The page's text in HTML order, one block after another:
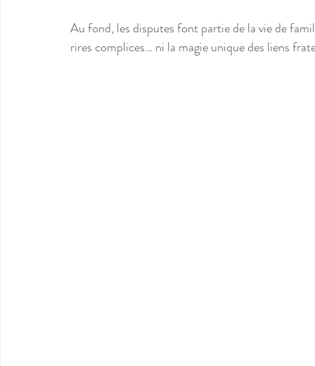
Au fond, les disputes font partie de la vie de
rires complices… ni la magie unique des liens